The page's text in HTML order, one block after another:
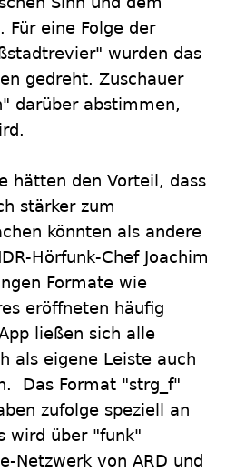
Für eine Folge der
wurden das
gedreht. Zuschauer
darüber abstimmen,
hätten den Vorteil, dass
stärker zum
könnten als andere
Hörfunk-Chef Joachim
Formate wie
eröffneten häufig
ließen sich alle
als eigene Leiste auch
Das Format "strg_f"
zufolge speziell an
wird über "funk"
Netzwerk von ARD und